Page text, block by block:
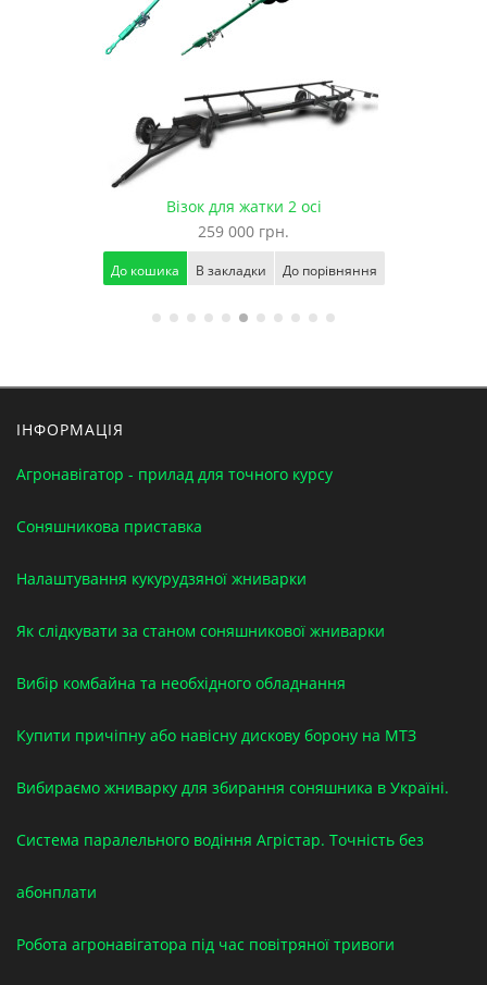
Візок для транспортування жатки
240 000 грн.
До кошика В закладки До порівняння
ІНФОРМАЦІЯ
Агронавігатор - прилад для точного курсу
Соняшникова приставка
Налаштування кукурудзяної жниварки
Як слідкувати за станом соняшникової жниварки
Вибір комбайна та необхідного обладнання
Купити причіпну або навісну дискову борону на МТЗ
Вибираємо жниварку для збирання соняшника в Україні.
Система паралельного водіння Агрістар. Точність без
абонплати
Робота агронавігатора під час повітряної тривоги